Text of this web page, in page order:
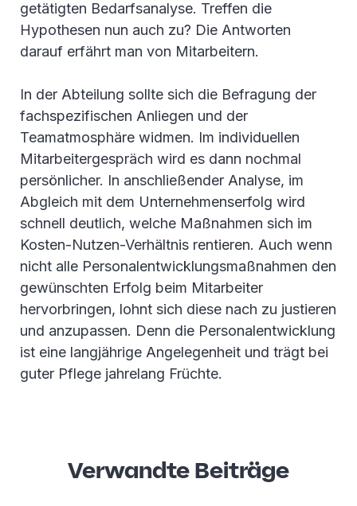
getätigten Bedarfsanalyse. Treffen die
Hypothesen nun auch zu? Die Antworten
darauf erfährt man von Mitarbeitern.
In der Abteilung sollte sich die Befragung der
fachspezifischen Anliegen und der
Teamatmosphäre widmen. Im individuellen
Mitarbeitergespräch wird es dann nochmal
persönlicher. In anschließender Analyse, im
Abgleich mit dem Unternehmenserfolg wird
schnell deutlich, welche Maßnahmen sich im
Kosten-Nutzen-Verhältnis rentieren. Auch wenn
nicht alle Personalentwicklungsmaßnahmen den
gewünschten Erfolg beim Mitarbeiter
hervorbringen, lohnt sich diese nach zu justieren
und anzupassen. Denn die Personalentwicklung
ist eine langjährige Angelegenheit und trägt bei
guter Pflege jahrelang Früchte.
Verwandte Beiträge